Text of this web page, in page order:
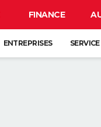
FINANCE
ENTREPRISES